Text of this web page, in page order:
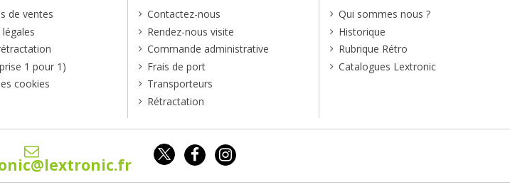
de ventes
1 pour 1)
cookies
Contactez-nous
Rendez-nous visite
Commande administrative
Frais de port
Transporteurs
Rétractation
Qui sommes nous ?
Historique
Rubrique Rétro
Catalogues Lextronic